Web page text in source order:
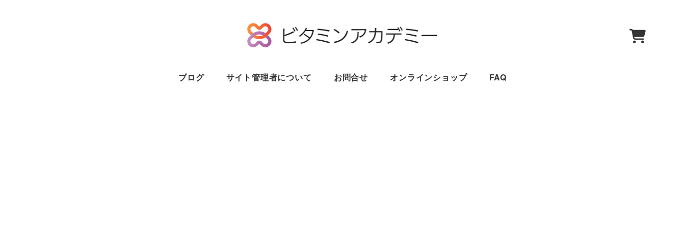
ブログ サイト管理者について お問合せ オンラインショップ FAQ